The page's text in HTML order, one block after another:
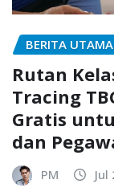
BERITA UTAMA
Rutan
Tracing
Gratis
dan
PM Jul